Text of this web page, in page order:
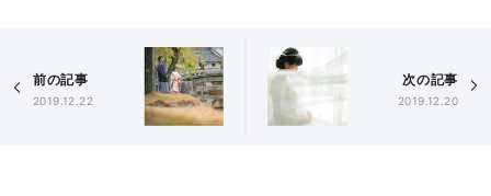
前の記事
2019.12.22
次の記事
2019.12.20